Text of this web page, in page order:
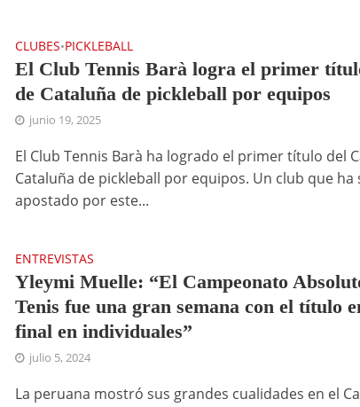
CLUBES•PICKLEBALL
El Club Tennis Barà logra el primer
de Cataluña de pickleball por equipos
junio 19, 2025
El Club Tennis Barà ha logrado el primer título del
Cataluña de pickleball por equipos. Un club que
apostado por este...
ENTREVISTAS
Yleymi Muelle: “El Campeonato
Tenis fue una gran semana con el título
final en individuales”
julio 5, 2024
La peruana mostró sus grandes cualidades en el